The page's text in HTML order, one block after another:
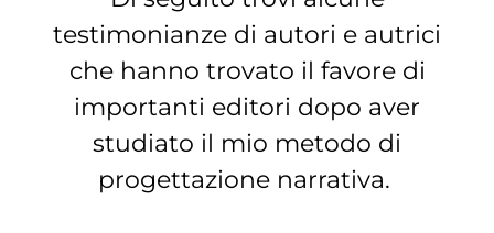
testimonianze di autori e autrici
che hanno trovato il favore di
importanti editori dopo aver
studiato il mio metodo di
progettazione narrativa.